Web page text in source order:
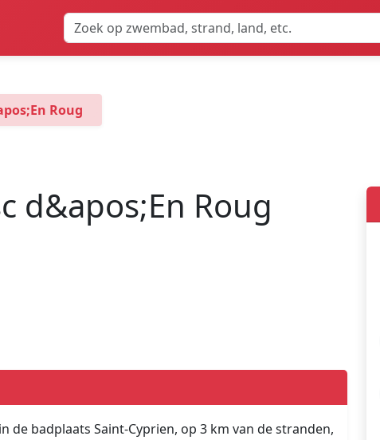
Roug
d&apos;En Roug
de badplaats Saint-Cyprien, op 3 km van de stranden,